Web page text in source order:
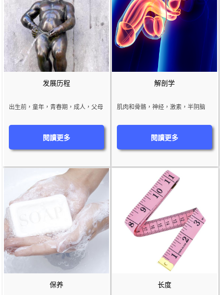
发展历程
出生前，童年，青春期，成人，父母
閱讀更多
解剖学
肌肉和骨骼，神经，激素，半阴脑
閱讀更多
保养 长度